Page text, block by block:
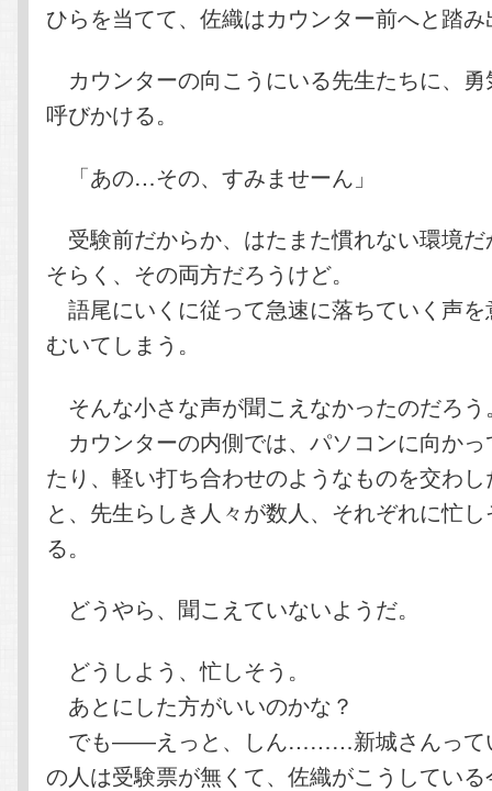
ひらを当てて、佐織はカウンター前へと踏
カウンターの向こうにいる先生たちに、
呼びかける。
「あの…その、すみませーん」
受験前だからか、はたまた慣れない環境
そらく、その両方だろうけど。
語尾にいくに従って急速に落ちていく声
むいてしまう。
そんな小さな声が聞こえなかったのだろう
カウンターの内側では、パソコンに向か
たり、軽い打ち合わせのようなものを交わ
と、先生らしき人々が数人、それぞれに忙
る。
どうやら、聞こえていないようだ。
どうしよう、忙しそう。
あとにした方がいいのかな？
でも――えっと、しん………新城さんって
の人は受験票が無くて、佐織がこうしてい